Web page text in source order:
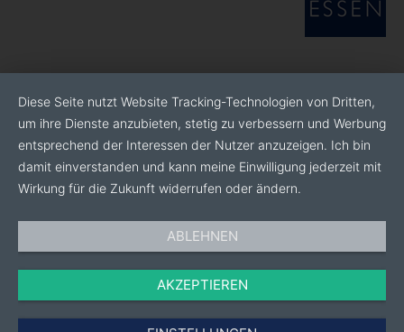
Diese Seite nutzt Website Tracking-Technologien von Dritten,
um ihre Dienste anzubieten, stetig zu verbessern und Werbung
entsprechend der Interessen der Nutzer anzuzeigen. Ich bin
damit einverstanden und kann meine Einwilligung jederzeit mit
Wirkung für die Zukunft widerrufen oder ändern.
ABLEHNEN
AKZEPTIEREN